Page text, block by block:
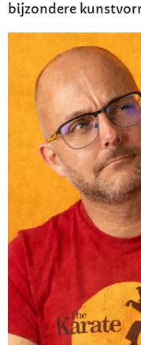
bijzondere